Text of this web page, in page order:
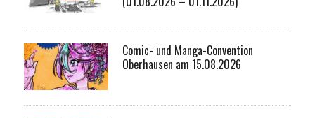
Comic- und Manga-Convention
Oberhausen am 15.08.2026